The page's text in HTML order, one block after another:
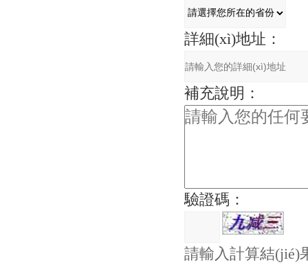
詳細(xì)地址：
補充說明：
驗證碼：
請輸入計算結(jié)